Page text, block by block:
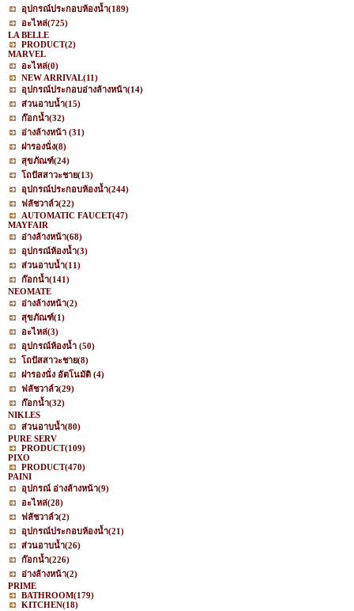
อุปกรณ์ประกอบห้องน้ำ(189)
อะไหล่(725)
LA BELLE
PRODUCT(2)
MARVEL
อะไหล่(0)
NEW ARRIVAL(11)
อุปกรณ์ประกอบอ่างล้างหน้า(14)
ส่วนอาบน้ำ(15)
ก๊อกน้ำ(32)
อ่างล้างหน้า (31)
ฝารองนั่ง(8)
สุขภัณฑ์(24)
โถปัสสาวะชาย(13)
อุปกรณ์ประกอบห้องน้ำ(244)
ฟลัชวาล์ว(22)
AUTOMATIC FAUCET(47)
MAYFAIR
อ่างล้างหน้า(68)
อุปกรณ์ห้องน้ำ(3)
ส่วนอาบน้ำ(11)
ก๊อกน้ำ(141)
NEOMATE
อ่างล้างหน้า(2)
สุขภัณฑ์(1)
อะไหล่(3)
อุปกรณ์ห้องน้ำ (50)
โถปัสสาวะชาย(8)
ฝารองนั่ง อัตโนมัติ (4)
ฟลัชวาล์ว(29)
ก๊อกน้ำ(32)
NIKLES
ส่วนอาบน้ำ(80)
PURE SERV
PRODUCT(109)
PIXO
PRODUCT(470)
PAINI
อุปกรณ์ อ่างล้างหน้า(9)
อะไหล่(28)
ฟลัชวาล์ว(2)
อุปกรณ์ประกอบห้องน้ำ(21)
ส่วนอาบน้ำ(26)
ก๊อกน้ำ(226)
อ่างล้างหน้า(2)
PRIME
BATHROOM(179)
KITCHEN(18)